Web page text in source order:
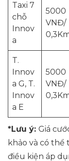
Taxi 7
chỗ
Innov
a
5000
VNĐ/
T.
Innov
a G, T.
Innov
a E
5000
VNĐ/
*Lưu ý: Giá
khảo và có thể
điều kiện áp